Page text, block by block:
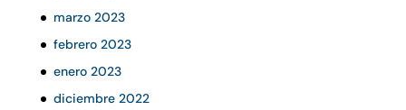
marzo 2023
febrero 2023
enero 2023
diciembre 2022